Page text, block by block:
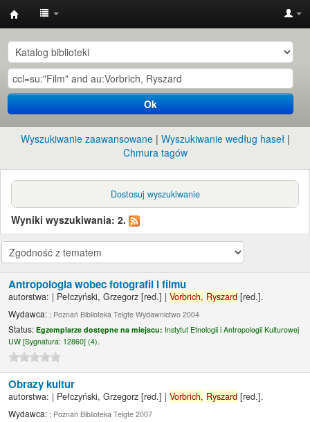
Instytut
Etnologii
i
Antropologii
Kulturowej
UW
Ok
Wyszukiwanie zaawansowane
Wyszukiwanie według haseł
Chmura tagów
Dostosuj wyszukiwanie
Wyniki wyszukiwania: 2.
Antropologia wobec fotografii i filmu
autorstwa: | Pełczyński, Grzegorz [red.] |Vorbrich, Ryszard [red.].
Wydawca: ; Poznań Biblioteka Telgte Wydawnictwo 2004
Status:Egzemplarze dostępne na miejscu: Instytut Etnologii i Antropologii Kulturowej
UW [Sygnatura: 12860] (4).
Obrazy kultur
autorstwa: | Pełczyński, Grzegorz [red.] |Vorbrich, Ryszard [red.].
Wydawca: ; Poznań Biblioteka Telgte 2007